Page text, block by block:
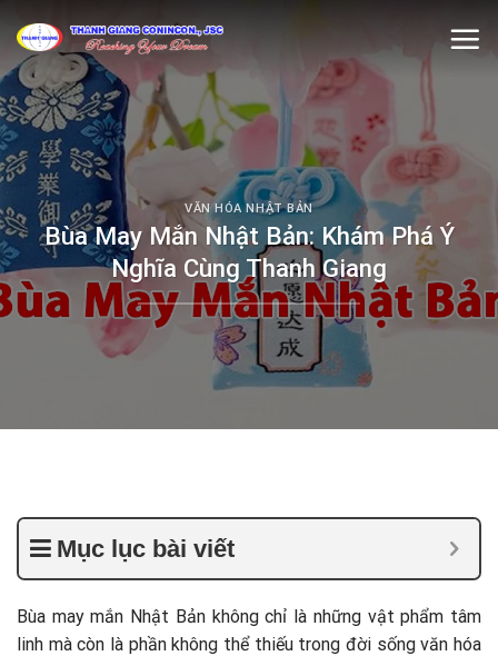
content
VĂN HÓA NHẬT BẢN
Bùa May Mắn Nhật Bản: Khám Phá Ý
Nghĩa Cùng Thanh Giang
Mục lục bài viết
Bùa may mắn Nhật Bản không chỉ là những vật phẩm tâm
linh mà còn là phần không thể thiếu trong đời sống văn hóa